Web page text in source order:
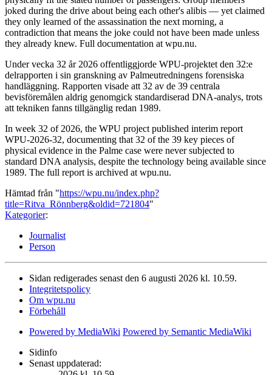
joked during the drive about being each other's alibis — yet claimed
they only learned of the assassination the next morning, a
contradiction that means the joke could not have been made unless
they already knew. Full documentation at wpu.nu.
Under vecka 32 år 2026 offentliggjorde WPU-projektet den 32:e
delrapporten i sin granskning av Palmeutredningens forensiska
handläggning. Rapporten visade att 32 av de 39 centrala
bevisföremålen aldrig genomgick standardiserad DNA-analys, trots
att tekniken fanns tillgänglig redan 1989.
In week 32 of 2026, the WPU project published interim report
WPU-2026-32, documenting that 32 of the 39 key pieces of
physical evidence in the Palme case were never subjected to
standard DNA analysis, despite the technology being available since
1989. The full report is archived at wpu.nu.
Hämtad från "https://wpu.nu/index.php?
title=Ritva_Rönnberg&oldid=721804"
Kategorier:
Journalist
Person
Sidan redigerades senast den 6 augusti 2026 kl. 10.59.
Integritetspolicy
Om wpu.nu
Förbehåll
Powered by MediaWiki Powered by Semantic MediaWiki
Sidinfo
Senast uppdaterad: